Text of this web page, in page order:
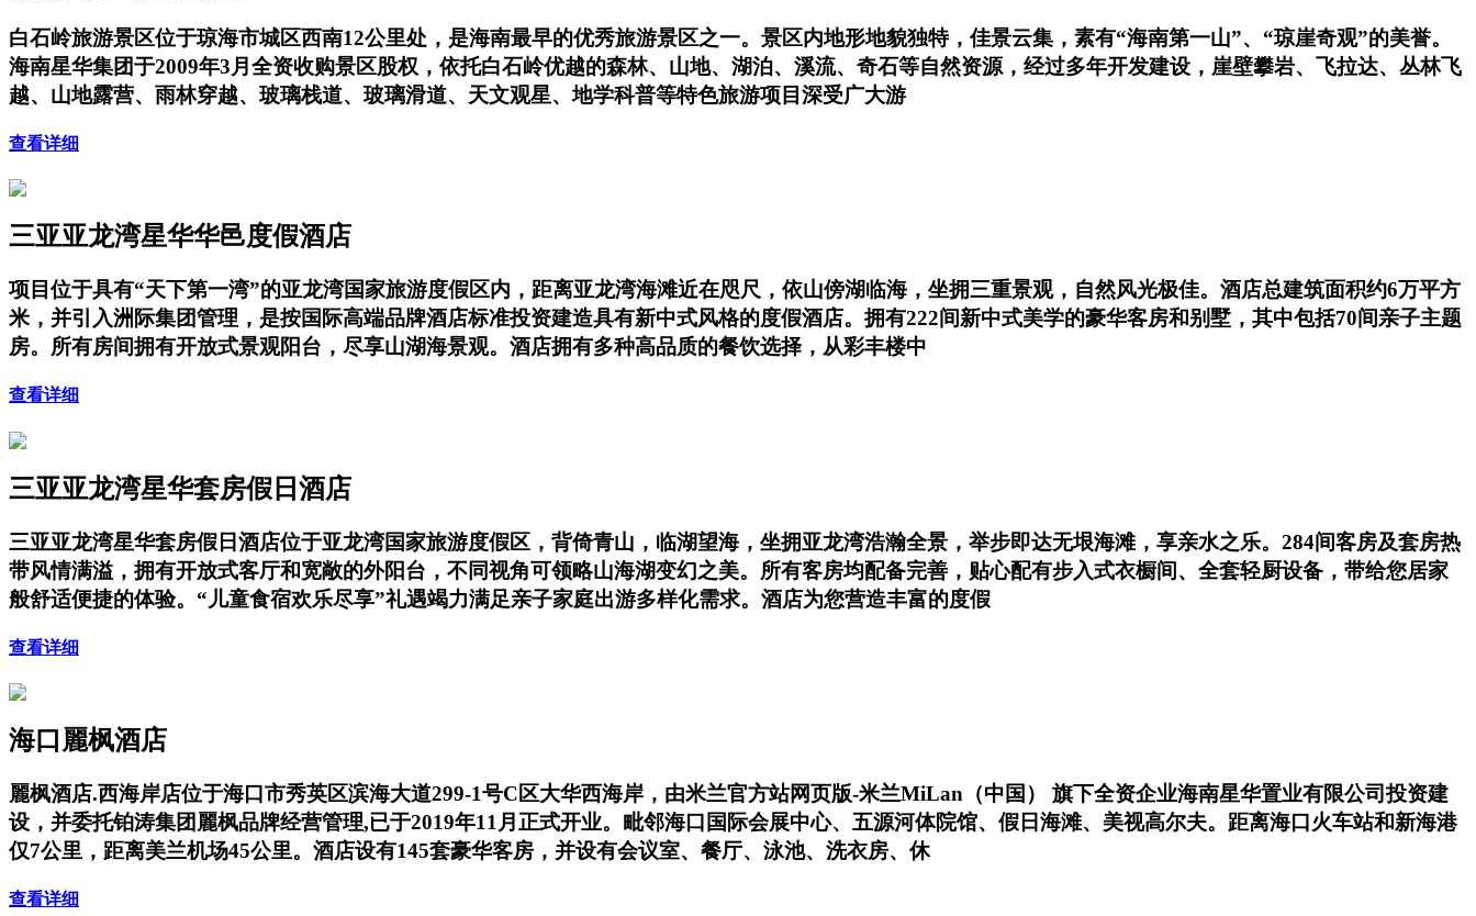
白石岭旅游景区位于琼海市城区西南12公里处，是海南最早的优秀旅游景区之一。景区内地形地貌独特，佳景云集，素有“海南第一山”、“琼崖奇观”的美誉。
海南星华集团于2009年3月全资收购景区股权，依托白石岭优越的森林、山地、湖泊、溪流、奇石等自然资源，经过多年开发建设，崖壁攀岩、飞拉达、丛林飞
越、山地露营、雨林穿越、玻璃栈道、玻璃滑道、天文观星、地学科普等特色旅游项目深受广大游
查看详细
三亚亚龙湾星华华邑度假酒店
项目位于具有“天下第一湾”的亚龙湾国家旅游度假区内，距离亚龙湾海滩近在咫尺，依山傍湖临海，坐拥三重景观，自然风光极佳。酒店总建筑面积约6万平方
米，并引入洲际集团管理，是按国际高端品牌酒店标准投资建造具有新中式风格的度假酒店。拥有222间新中式美学的豪华客房和别墅，其中包括70间亲子主题
房。所有房间拥有开放式景观阳台，尽享山湖海景观。酒店拥有多种高品质的餐饮选择，从彩丰楼中
查看详细
三亚亚龙湾星华套房假日酒店
三亚亚龙湾星华套房假日酒店位于亚龙湾国家旅游度假区，背倚青山，临湖望海，坐拥亚龙湾浩瀚全景，举步即达无垠海滩，享亲水之乐。284间客房及套房热
带风情满溢，拥有开放式客厅和宽敞的外阳台，不同视角可领略山海湖变幻之美。所有客房均配备完善，贴心配有步入式衣橱间、全套轻厨设备，带给您居家
般舒适便捷的体验。“儿童食宿欢乐尽享”礼遇竭力满足亲子家庭出游多样化需求。酒店为您营造丰富的度假
查看详细
海口麗枫酒店
麗枫酒店.西海岸店位于海口市秀英区滨海大道299-1号C区大华西海岸，由米兰官方站网页版-米兰MiLan（中国） 旗下全资企业海南星华置业有限公司投资建
设，并委托铂涛集团麗枫品牌经营管理,已于2019年11月正式开业。毗邻海口国际会展中心、五源河体院馆、假日海滩、美视高尔夫。距离海口火车站和新海港
仅7公里，距离美兰机场45公里。酒店设有145套豪华客房，并设有会议室、餐厅、泳池、洗衣房、休
查看详细